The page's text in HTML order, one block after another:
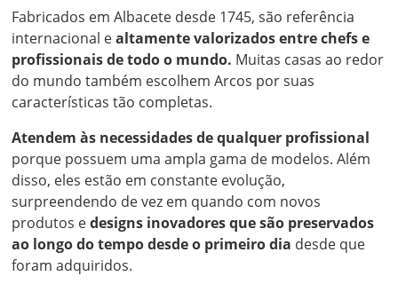
Fabricados em Albacete desde 1745, são referência
internacional ealtamente valorizados entre chefs e
profissionais de todo o mundo. Muitas casas ao redor
do mundo também escolhem Arcos por suas
características tão completas.
Atendem às necessidades de qualquer profissional
porque possuem uma ampla gama de modelos. Além
disso, eles estão em constante evolução,
surpreendendo de vez em quando com novos
produtos edesigns inovadores que são preservados
ao longo do tempo desde o primeiro dia desde que
foram adquiridos.